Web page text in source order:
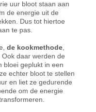
uur bloot staan aan
de energie uit de
Dus tot hiertoe
te pas.
de kookmethode
daar werden de
bloei geplukt in een
echter bloot te stellen
en liet ze gedurende
om de energie